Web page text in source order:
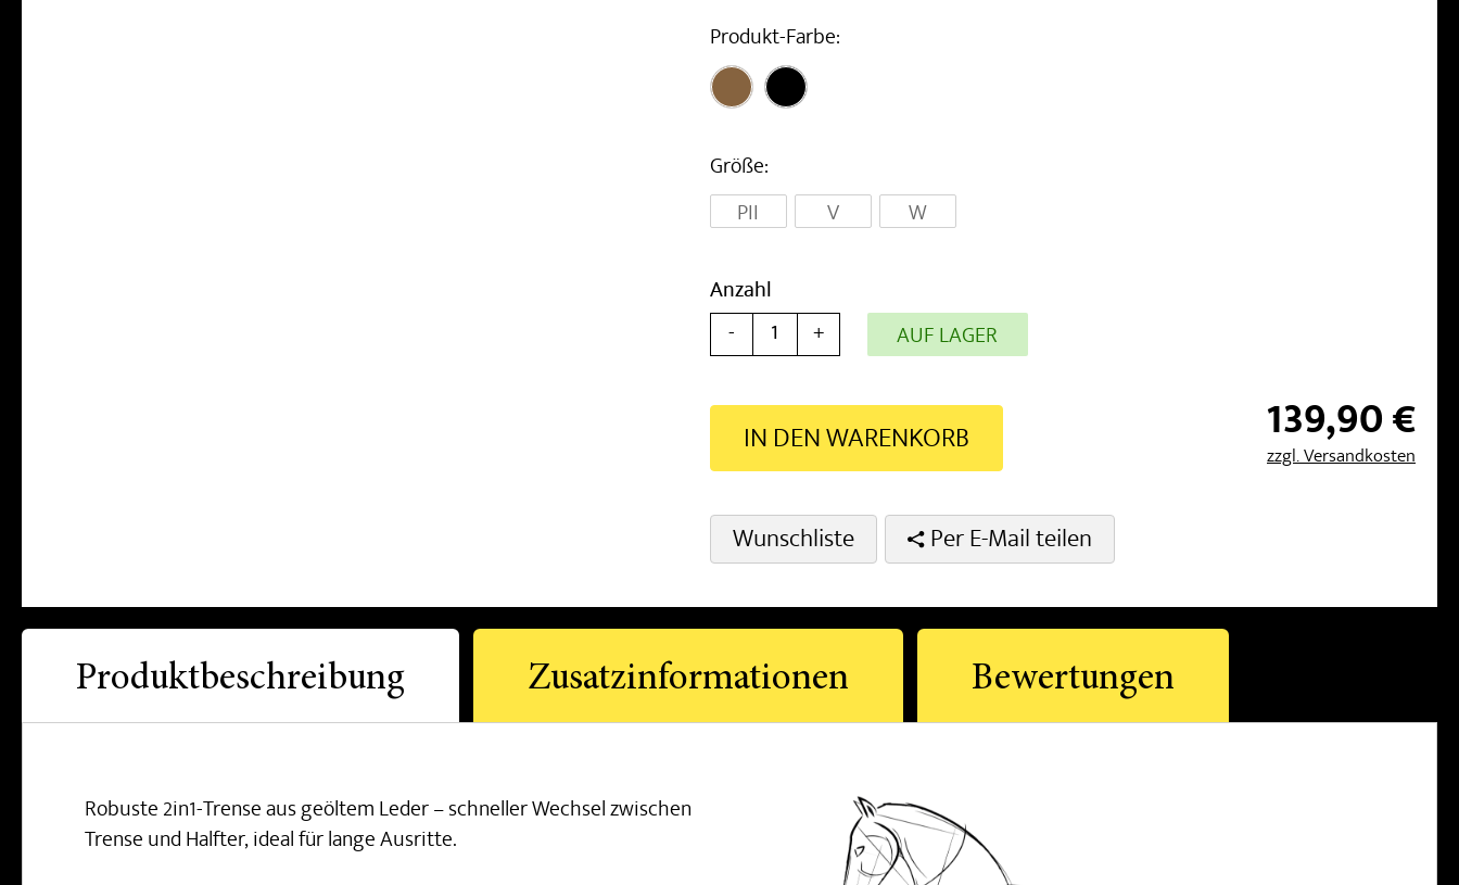
139,90 €
zzgl. Versandkosten
Produkt-Farbe
Größe
PII
V W
Anzahl
-
+ AUF LAGER
IN DEN WARENKORB
Wunschliste Per E-Mail teilen
Produktbeschreibung
Robuste 2in1-Trense aus geöltem Leder – schneller Wechsel zwischen
Trense und Halfter, ideal für lange Ausritte.
Zusatzinformationen Bewertungen